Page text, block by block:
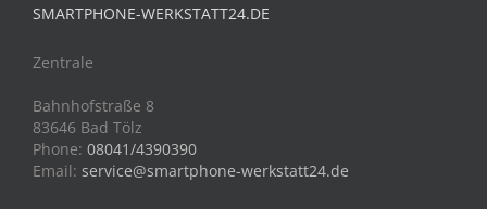
SMARTPHONE-WERKSTATT24.DE
Zentrale
Bahnhofstraße 8
83646 Bad Tölz
Phone: 08041/4390390
Email: service@smartphone-werkstatt24.de